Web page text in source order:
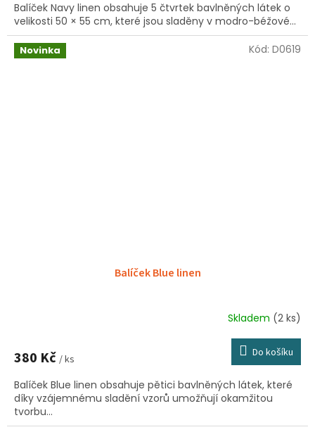
Balíček Navy linen obsahuje 5 čtvrtek bavlněných látek o
velikosti 50 × 55 cm, které jsou sladěny v modro-béžové...
Novinka
Balíček Blue linen
Skladem (2 ks)
380 Kč / ks Do košíku
Balíček Blue linen obsahuje pětici bavlněných látek, které
díky vzájemnému sladění vzorů umožňují okamžitou
tvorbu...
Kód: D0619